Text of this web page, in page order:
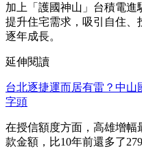
加上「護國神山」台積電進
提升住宅需求，吸引自住
逐年成長。
延伸閱讀
台北逐捷運而居有雷？中
字頭
在授信額度方面，高雄增
款金額，比10年前還多了